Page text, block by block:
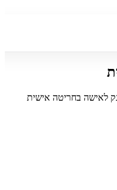
לאישה בחריטה אישית